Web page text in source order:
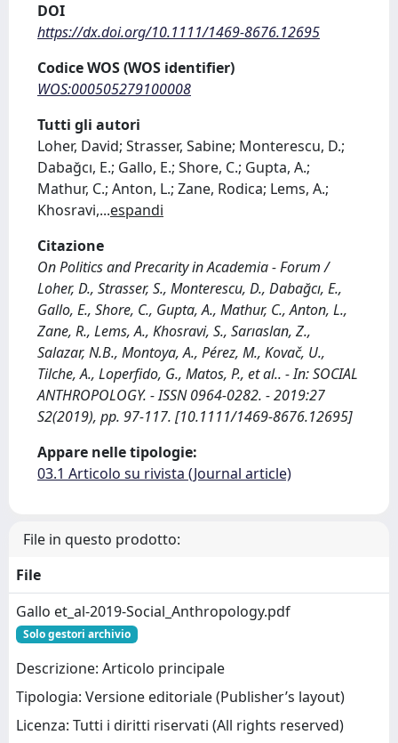
DOI
https://dx.doi.org/10.1111/1469-8676.12695
Codice WOS (WOS identifier)
WOS:000505279100008
Tutti gli autori
Loher, David; Strasser, Sabine; Monterescu, D.;
Dabağcı, E.; Gallo, E.; Shore, C.; Gupta, A.;
Mathur, C.; Anton, L.; Zane, Rodica; Lems, A.;
Khosravi,...espandi
Citazione
On Politics and Precarity in Academia - Forum /
Loher, D., Strasser, S., Monterescu, D., Dabağcı, E.,
Gallo, E., Shore, C., Gupta, A., Mathur, C., Anton, L.,
Zane, R., Lems, A., Khosravi, S., Sarıaslan, Z.,
Salazar, N.B., Montoya, A., Pérez, M., Kovač, U.,
Tilche, A., Loperfido, G., Matos, P., et al.. - In: SOCIAL
ANTHROPOLOGY. - ISSN 0964-0282. - 2019:27
S2(2019), pp. 97-117. [10.1111/1469-8676.12695]
Appare nelle tipologie:
03.1 Articolo su rivista (Journal article)
File in questo prodotto:
File
Gallo et_al-2019-Social_Anthropology.pdf
Solo gestori archivio
Descrizione: Articolo principale
Tipologia: Versione editoriale (Publisher’s layout)
Licenza: Tutti i diritti riservati (All rights reserved)